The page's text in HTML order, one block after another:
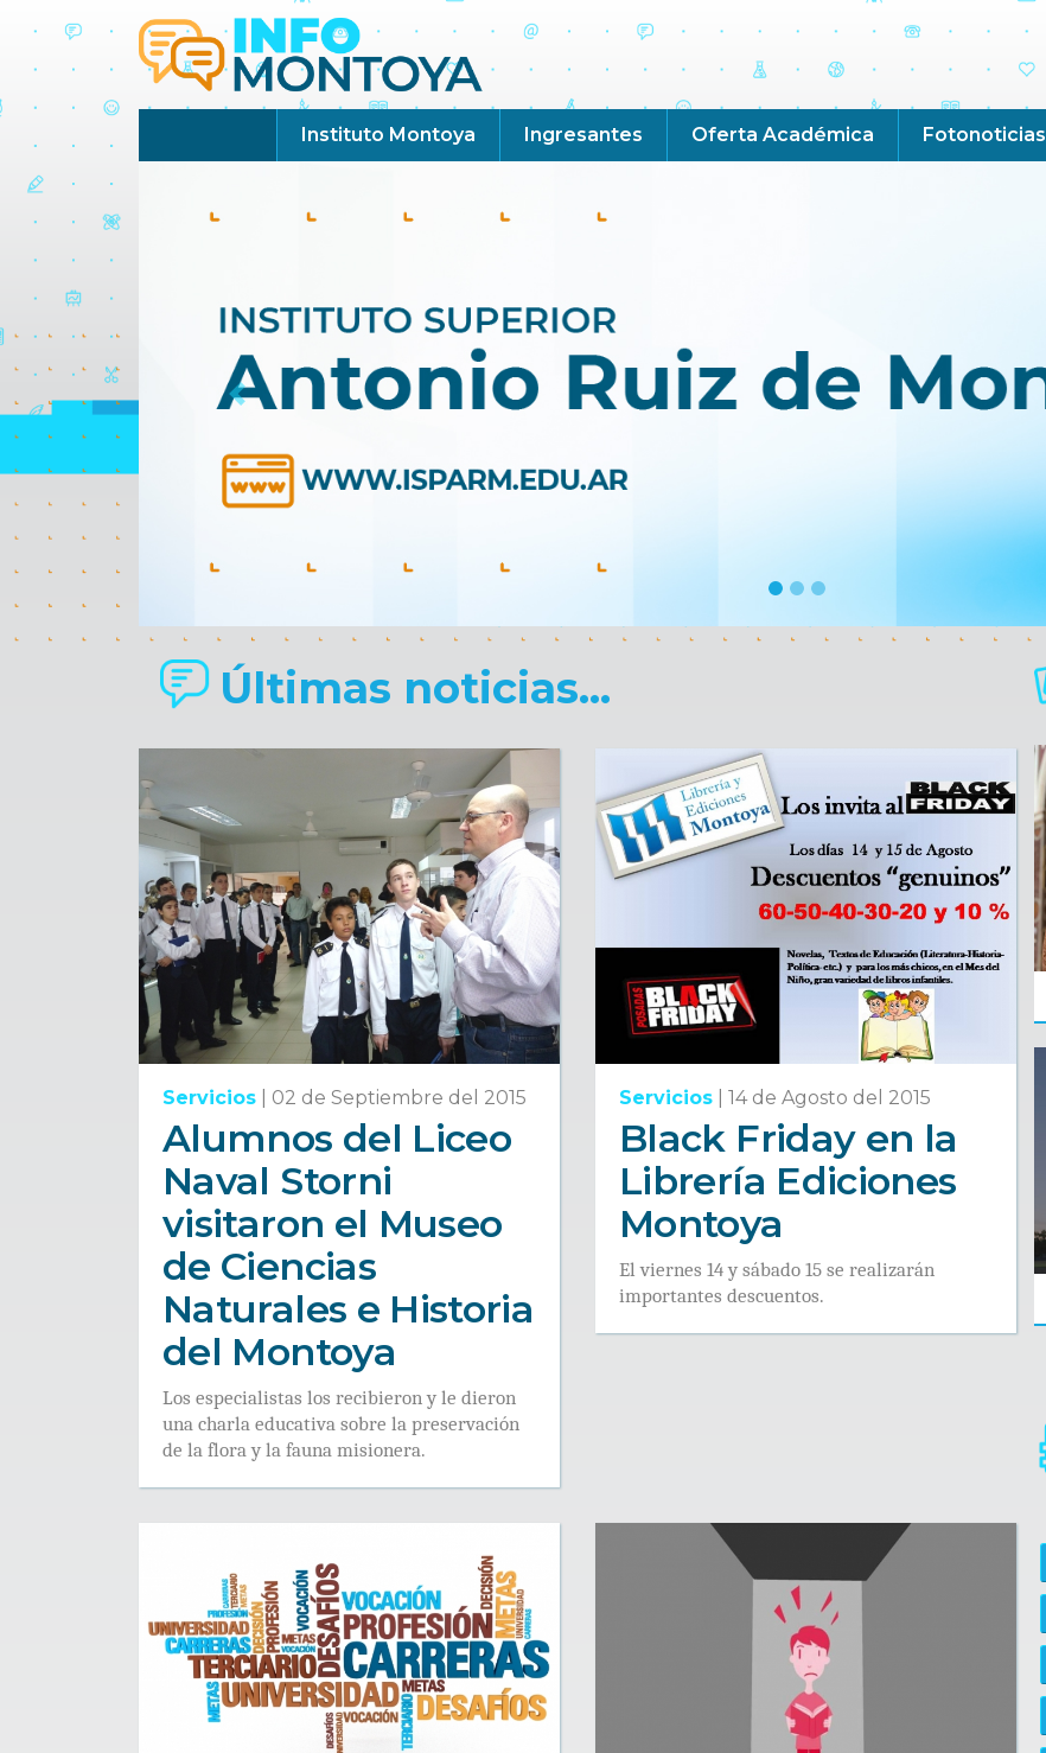
Instituto Montoya Ingresantes Oferta Académica Fotonoticias
Previous
Últimas noticias...
Servicios 02 de Septiembre del 2015
Alumnos del Liceo
Naval Storni
visitaron el Museo
de Ciencias
Naturales e Historia
del Montoya
Los especialistas los recibieron y le dieron
una charla educativa sobre la preservación
de la flora y la fauna misionera.
Servicios 14 de Agosto del 2015
Black Friday en la
Librería Ediciones
Montoya
El viernes 14 y sábado 15 se realizarán
importantes descuentos.